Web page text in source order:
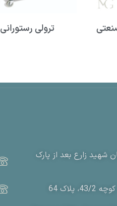
ترولی رستورانی
شهید زارع بعد از پارک